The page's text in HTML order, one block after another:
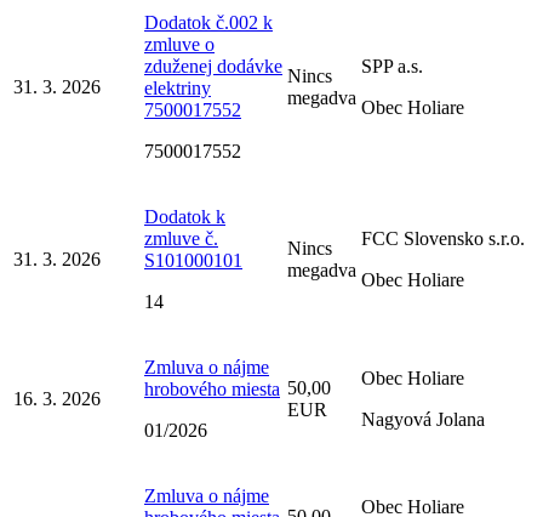
31. 3. 2026
Dodatok č.002 k
zmluve o
zduženej dodávke
elektriny
7500017552
7500017552
Nincs
megadva
SPP a.s.
Obec Holiare
31. 3. 2026
Dodatok k
zmluve č.
S101000101
14
Nincs
megadva
FCC Slovensko s.r.o.
Obec Holiare
16. 3. 2026
Zmluva o nájme
hrobového miesta
01/2026
50,00
EUR
Obec Holiare
Nagyová Jolana
Zmluva o nájme
Obec Holiare